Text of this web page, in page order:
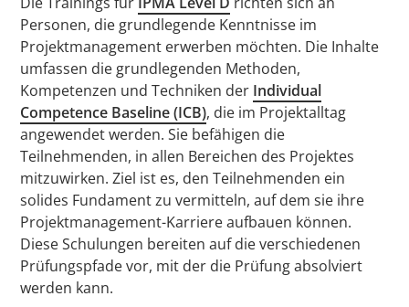
Personen, die grundlegende Kenntnisse im
Projektmanagement erwerben möchten. Die Inhalte
umfassen die grundlegenden Methoden,
Kompetenzen und Techniken der Individual
Competence Baseline (ICB), die im Projektalltag
angewendet werden. Sie befähigen die
Teilnehmenden, in allen Bereichen des Projektes
mitzuwirken. Ziel ist es, den Teilnehmenden ein
solides Fundament zu vermitteln, auf dem sie ihre
Projektmanagement-Karriere aufbauen können.
Diese Schulungen bereiten auf die verschiedenen
Prüfungspfade vor, mit der die Prüfung absolviert
werden kann.